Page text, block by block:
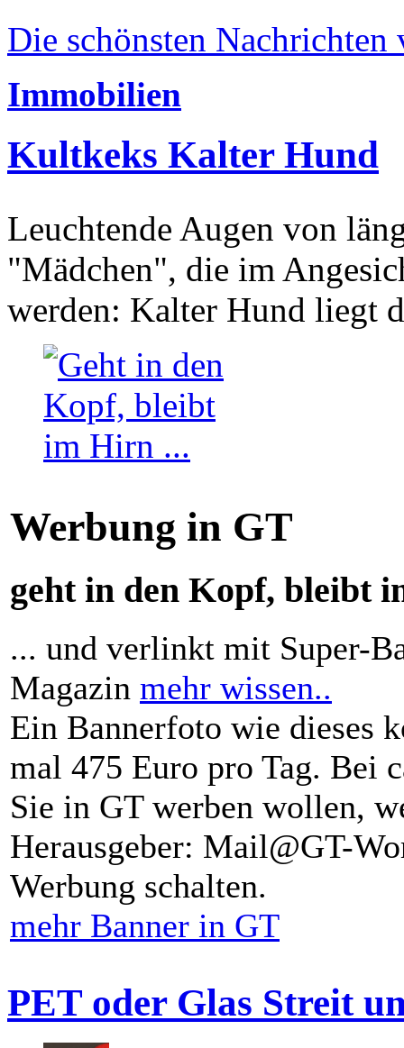
Die schönsten Nachrichten
Immobilien
Kultkeks Kalter Hund
Leuchtende Augen von
"Mädchen", die im
werden: Kalter Hund liegt
Werbung in GT
geht in den Kopf, bleibt
... und verlinkt mit Super-
Magazin mehr wissen..
Ein Bannerfoto wie dieses
mal 475 Euro pro Tag. Bei
Sie in GT werben wollen,
Herausgeber: Mail@GT-
Werbung schalten.
mehr Banner in GT
PET oder Glas Streit